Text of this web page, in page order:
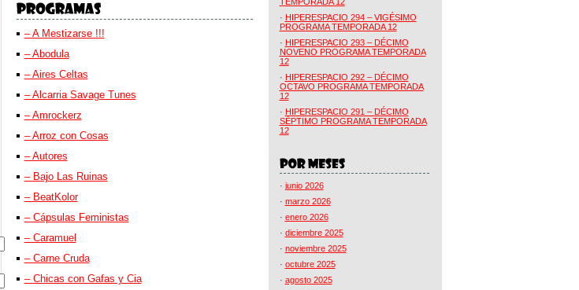
– A Mestizarse !!!
– Abodula
– Aires Celtas
– Alcarria Savage Tunes
– Amrockerz
– Arroz con Cosas
– Autores
– Bajo Las Ruinas
– BeatKolor
– Cápsulas Feministas
– Caramuel
– Carne Cruda
– Chicas con Gafas y Cia
· HIPERESPACIO 294 – VIGÉSIMO
PROGRAMA TEMPORADA 12
· HIPERESPACIO 293 – DÉCIMO
NOVENO PROGRAMA TEMPORADA
12
· HIPERESPACIO 292 – DÉCIMO
OCTAVO PROGRAMA TEMPORADA
12
· HIPERESPACIO 291 – DÉCIMO
SÉPTIMO PROGRAMA TEMPORADA
12
· junio 2026
· marzo 2026
· enero 2026
· diciembre 2025
· noviembre 2025
· octubre 2025
· agosto 2025